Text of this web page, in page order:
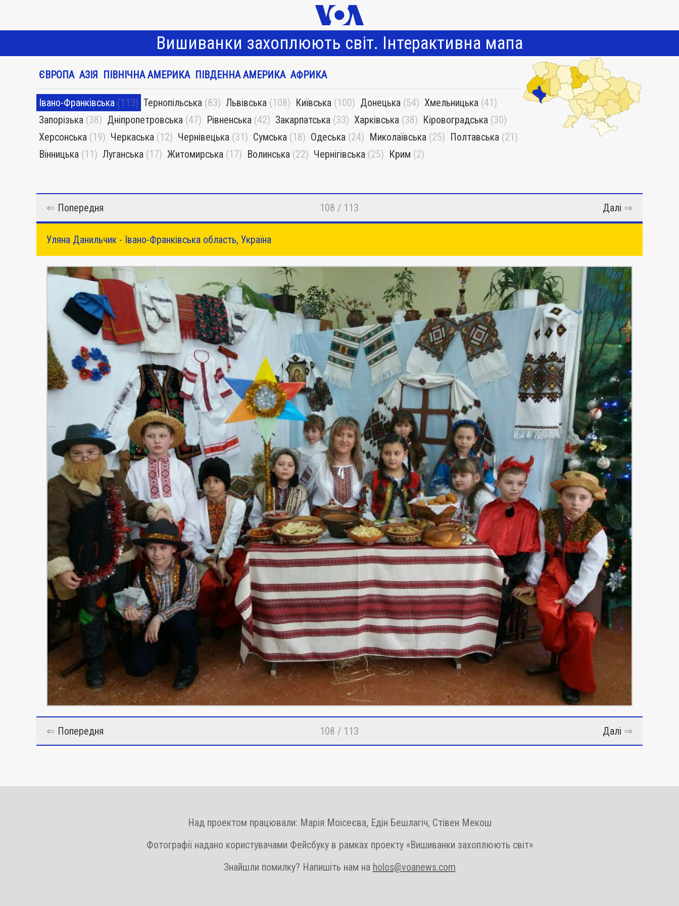
Вишиванки захоплюють світ. Інтерактивна мапа
ЄВРОПА АЗІЯ ПІВНІЧНА АМЕРИКА ПІВДЕННА АМЕРИКА АФРИКА
Івано-Франківська (113) Тернопільська (83) Львівська (108) Київська (100) Донецька (54) Хмельницька (41)
Запорізька (38) Дніпропетровська (47) Рівненська (42) Закарпатська (33) Харківська (38) Кіровоградська (30)
Херсонська (19) Черкаська (12) Чернівецька (31) Сумська (18) Одеська (24) Миколаївська (25) Полтавська (21)
Вінницька (11) Луганська (17) Житомирська (17) Волинська (22) Чернігівська (25) Крим (2)
⇐ Попередня 108 / 113 Далі ⇒
Уляна Данильчик - Івано-Франківська область, Україна
⇐ Попередня 108 / 113 Далі ⇒
Над проектом працювали: Марія Моісеєва, Едін Бешлагіч, Стівен Мекош
Фотографії надано користувачами Фейсбуку в рамках проекту «Вишиванки захоплюють світ»
Знайшли помилку? Напишіть нам на holos@voanews.com